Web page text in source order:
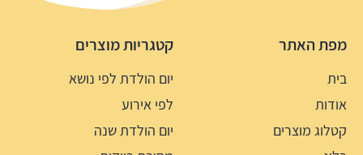
מפת האתר
בית
אודות
קטלוג מוצרים
קטגריות מוצרים
יום הולדת לפי נושא
לפי אירוע
יום הולדת שנה